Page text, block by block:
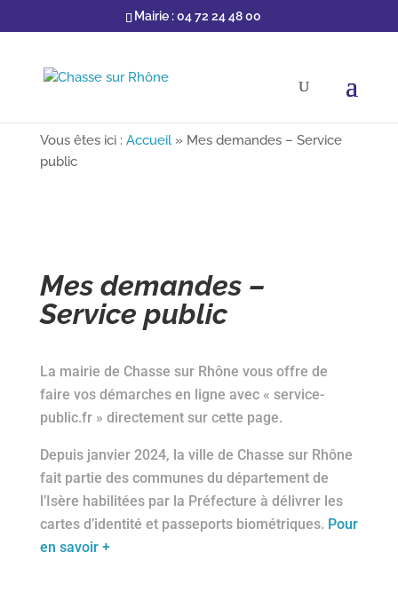
Mairie : 04 72 24 48 00
Vous êtes ici : Accueil» Mes demandes – Service
public
Mes demandes –
Service public
La mairie de Chasse sur Rhône vous offre de
faire vos démarches en ligne avec « service-
public.fr » directement sur cette page.
Depuis janvier 2024, la ville de Chasse sur Rhône
fait partie des communes du département de
l’Isère habilitées par la Préfecture à délivrer les
cartes d’identité et passeports biométriques. Pour
en savoir +